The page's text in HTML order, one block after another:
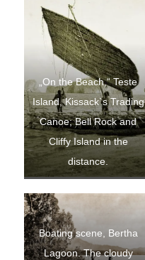
„On the Beach,“ Teste
Island, Kissack`s Trading
Canoe; Bell Rock and
Cliffy Island in the
distance.
Boating scene, Bertha
Lagoon. The cloudy